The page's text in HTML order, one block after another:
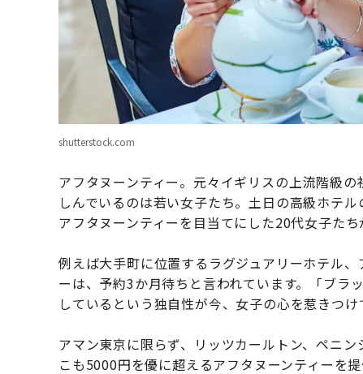
shutterstock.com
アフタヌーンティー。元々イギリスの上流階級
しんでいるのは若い女子たち。土日の高級ホテ
アフタヌーンティーを目当てにした20代女子たち
例えば大手町に位置するラグジュアリーホテル
ーは、予約3か月待ちと言われています。「ブラ
しているという独自性が今、女子の心を惹きつ
アマン東京に限らず、リッツカールトン、ペニ
こも5000円を優に超えるアフタヌーンティーを